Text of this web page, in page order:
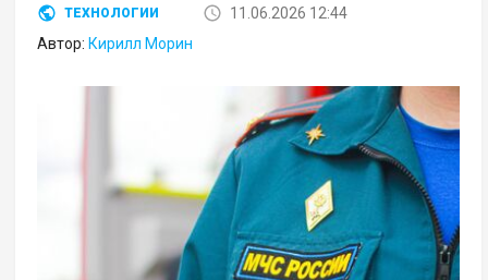
ТЕХНОЛОГИИ
11.06.2026 12:44
Автор: Кирилл Морин